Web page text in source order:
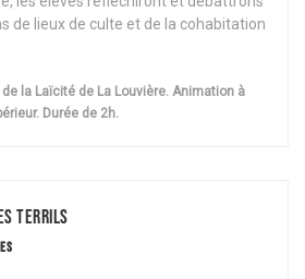
de lieux de culte et de la cohabitation
la Laïcité de La Louvière. Animation à
Durée de 2h.
terrils